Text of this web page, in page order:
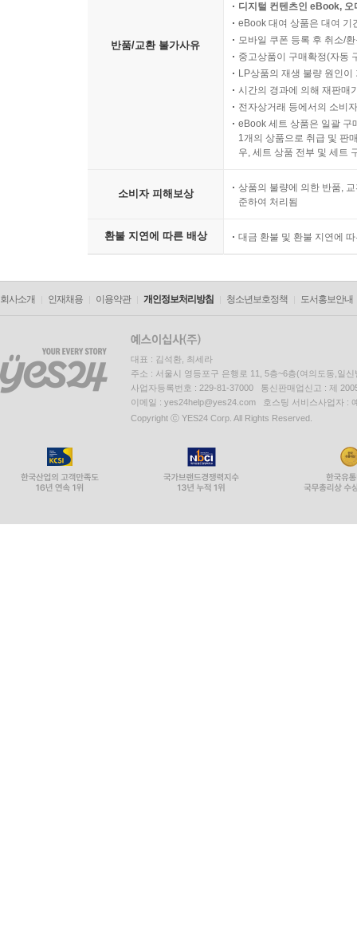
반품/교환 불가사유
디지털 컨텐츠인 eBook,
eBook 대여 상품은 대여 기
모바일 쿠폰 등록 후 취소/
중고상품이 구매확정(자동
LP상품의 재생 불량 원인
시간의 경과에 의해 재판매
전자상거래 등에서의 소비
eBook 세트 상품은 일괄 구
1개의 상품으로 취급 및 판
우, 세트 상품 전부 및 세트
소비자 피해보상
상품의 불량에 의한 반품,
준하여 처리됨
환불 지연에 따른 배상 대금 환불 및 환불 지연에
회사소개 인재채용 이용약관 개인정보처리방침 청소년보호정책 도서홍보안내
대표 : 김석환, 최세라
주소 : 서울시 영등포구 은행로 11, 5층~6층(여의도동,일신
사업자등록번호 : 229-81-37000 통신판매업신고 : 제
이메일 : yes24help@yes24.com 호스팅 서비스사업자 :
Copyright ⓒ YES24 Corp. All Rights Reserved.